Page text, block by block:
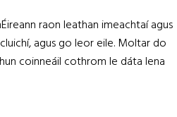
raon leathan imeachtaí agus
agus go leor eile. Moltar do
coinneáil cothrom le dáta lena